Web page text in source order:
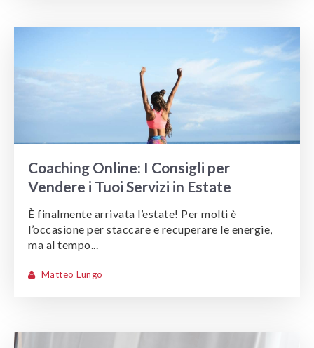
Coaching Online: I Consigli per
Vendere i Tuoi Servizi in Estate
È finalmente arrivata l’estate! Per molti è
l’occasione per staccare e recuperare le energie,
ma al tempo...
Matteo Lungo